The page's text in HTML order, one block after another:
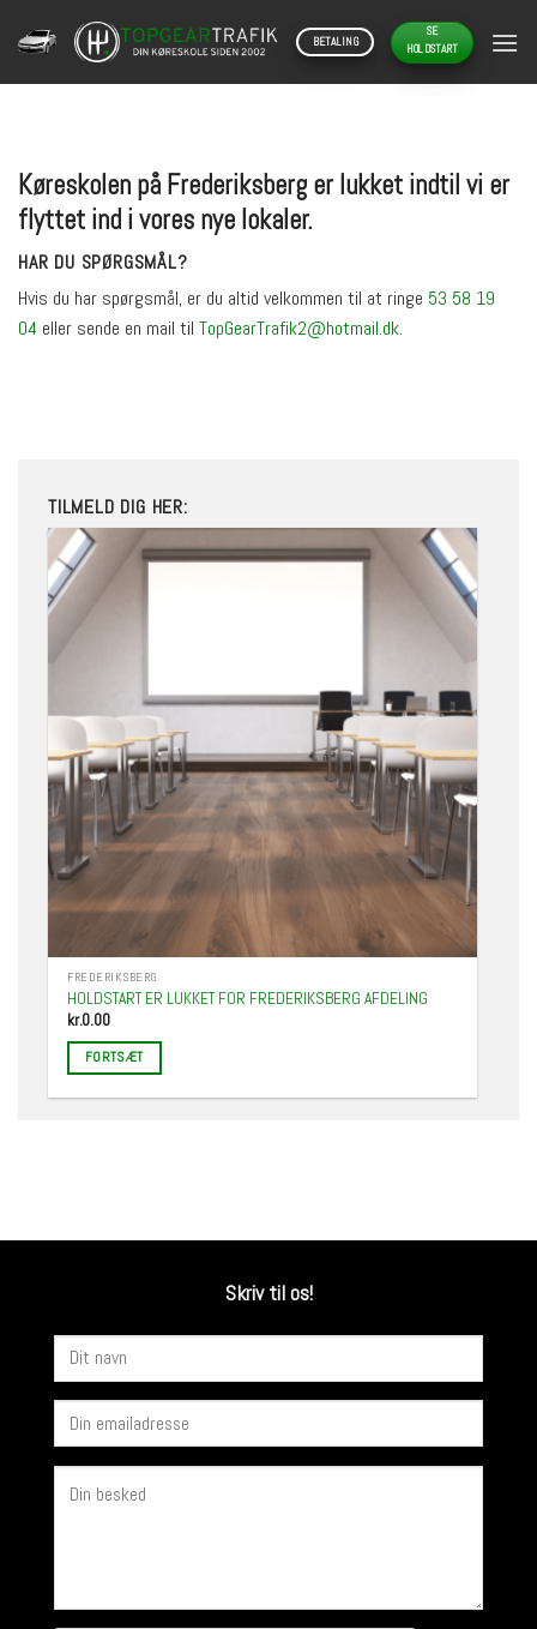
BETALING
SE
HOLDSTART
Køreskolen på Frederiksberg er lukket indtil vi er
flyttet ind i vores nye lokaler.
HAR DU SPØRGSMÅL?
Hvis du har spørgsmål, er du altid velkommen til at ringe 53 58 19
04 eller sende en mail til TopGearTrafik2@hotmail.dk.
TILMELD DIG HER:
FREDERIKSBERG
HOLDSTART ER LUKKET FOR FREDERIKSBERG AFDELING
kr.0.00
FORTSÆT
Skriv til os!